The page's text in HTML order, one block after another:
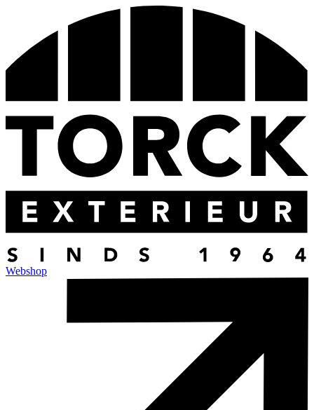
Webshop